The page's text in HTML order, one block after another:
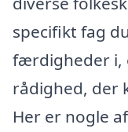
specifikt fag
færdigheder i,
rådighed, der
Her er nogle